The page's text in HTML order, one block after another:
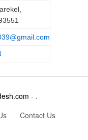
- .
Contact Us